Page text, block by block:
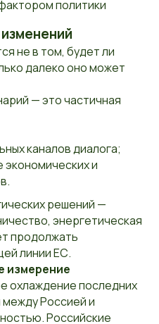
политики
не в том, будет ли
далеко оно может
— это частичная
каналов диалога;
и
решений —
энергетическая
продолжать
линии ЕС.
измерение
охлаждение последних
между Россией и
Российские